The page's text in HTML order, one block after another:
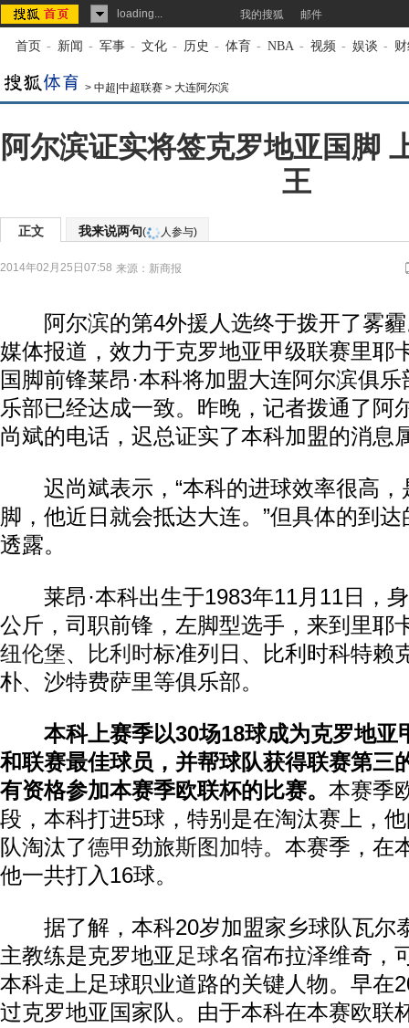
loading... 我的搜狐 邮件
首页 - 新闻 - 军事 - 文化 - 历史 - 体育 - NBA - 视频 - 娱谈 -
> 中超|中超联赛 > 大连阿尔滨
阿尔滨证实将签克罗地亚国脚
王
正文 我来说两句( 人参与)
2014年02月25日07:58 来源： 新商报
阿尔滨的第4外援人选终于拨开了雾霾
媒体报道，效力于克罗地亚甲级联赛里耶
国脚前锋莱昂·本科将加盟大连阿尔滨俱
乐部已经达成一致。昨晚，记者拨通了阿
尚斌的电话，迟总证实了本科加盟的消息
迟尚斌表示，“本科的进球效率很高，
脚，他近日就会抵达大连。”但具体的到
透露。
莱昂·本科出生于1983年11月11日，身
公斤，司职前锋，左脚型选手，来到里耶
纽伦堡、 比利时标准列日、比利时科特赖
朴、沙特费萨里等俱乐部。
本科上赛季以30场18球成为克罗地亚
和联赛最佳球员，并帮球队获得联赛第三
有资格参加本赛季欧联杯的比赛。 本赛季
段，本科打进5球，特别是在淘汰赛上，
队淘汰了德甲劲旅斯图加特。本赛季，在
他一共打入16球。
据了解，本科20岁加盟家乡球队瓦尔
主教练是克罗地亚 足球名宿布拉泽维奇，
本科走上足球职业道路的关键人物。早在
过克罗地亚国家队。由于本科在本赛欧联